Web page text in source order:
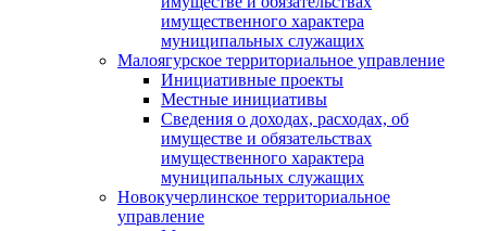
имущественного характера
муниципальных служащих
Малоягурское территориальное управление
Инициативные проекты
Местные инициативы
Сведения о доходах, расходах, об
имуществе и обязательствах
имущественного характера
муниципальных служащих
Новокучерлинское территориальное
управление